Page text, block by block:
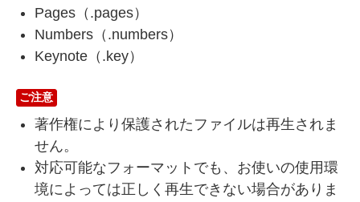
Pages（.pages）
Numbers（.numbers）
Keynote（.key）
ご注意
著作権により保護されたファイルは再生されま
せん。
対応可能なフォーマットでも、お使いの使用環
境によっては正しく再生できない場合がありま